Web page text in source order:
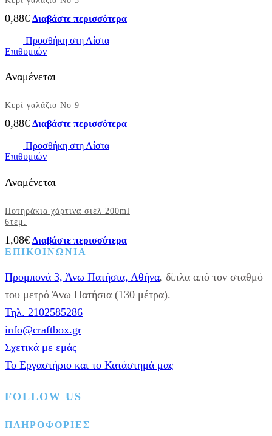
0,88€ Διαβάστε περισσότερα
Προσθήκη στη Λίστα
Επιθυμιών
Αναμένεται
Κερί γαλάζιο Νο 9
0,88€ Διαβάστε περισσότερα
Προσθήκη στη Λίστα
Επιθυμιών
Αναμένεται
Ποτηράκια χάρτινα σιέλ 200ml
6τεμ.
1,08€ Διαβάστε περισσότερα
ΕΠΙΚΟΙΝΩΝΙΑ
Προμπονά 3, Άνω Πατήσια, Αθήνα, δίπλα από τον σταθμό
του μετρό Άνω Πατήσια (130 μέτρα).
Τηλ. 2102585286
info@craftbox.gr
Σχετικά με εμάς
Το Εργαστήριο και το Κατάστημά μας
FOLLOW US
Facebook
Instagram
Pinterest
ΠΛΗΡΟΦΟΡΙΕΣ